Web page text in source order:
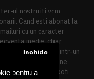
pentru a
Inchide
ul nostru iti vom
Cand esti abonat la
cu un caracter
medie, chiar
poti urma linkul dintr-un
ai o sectiune
de asemenea ne poti